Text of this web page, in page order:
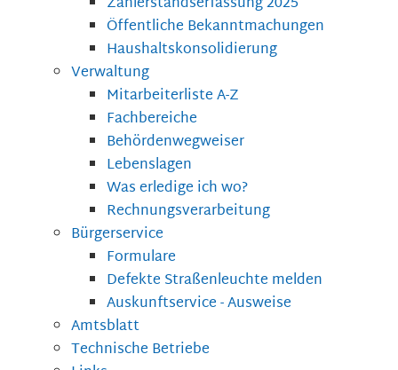
Öffentliche Bekanntmachungen
Haushaltskonsolidierung
Verwaltung
Mitarbeiterliste A-Z
Fachbereiche
Behördenwegweiser
Lebenslagen
Was erledige ich wo?
Rechnungsverarbeitung
Bürgerservice
Formulare
Defekte Straßenleuchte melden
Auskunftservice - Ausweise
Amtsblatt
Technische Betriebe